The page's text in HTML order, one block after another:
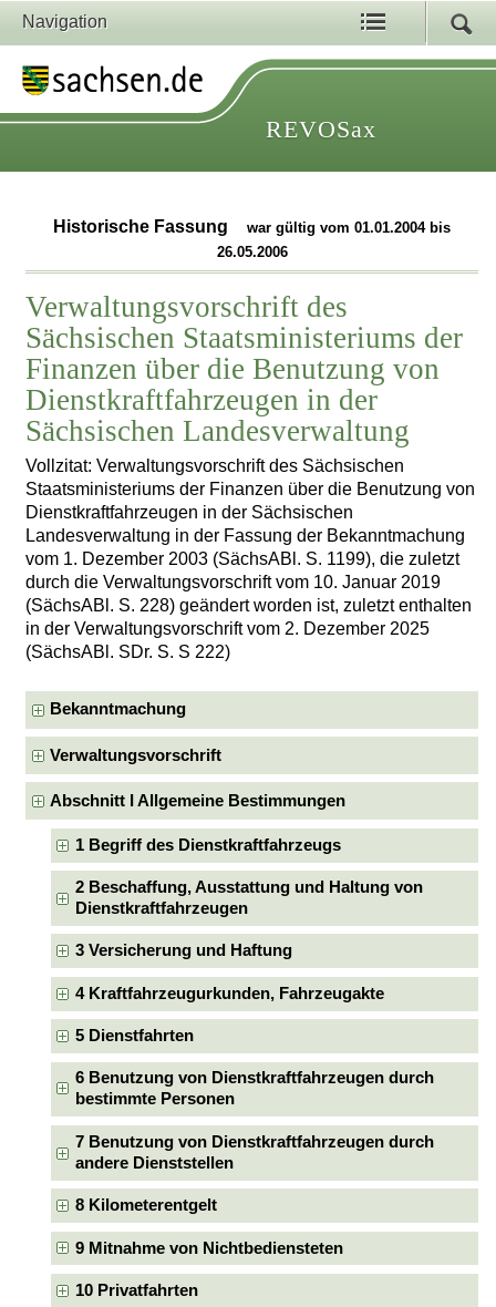
Navigation
REVOSax
Historische Fassung
war gültig vom 01.01.2004 bis
26.05.2006
Verwaltungsvorschrift des
Sächsischen Staatsministeriums der
Finanzen über die Benutzung von
Dienstkraftfahrzeugen in der
Sächsischen Landesverwaltung
Vollzitat: Verwaltungsvorschrift des Sächsischen
Staatsministeriums der Finanzen über die Benutzung von
Dienstkraftfahrzeugen in der Sächsischen
Landesverwaltung in der Fassung der Bekanntmachung
vom 1. Dezember 2003 (SächsABl. S. 1199), die zuletzt
durch die Verwaltungsvorschrift vom 10. Januar 2019
(SächsABl. S. 228) geändert worden ist, zuletzt enthalten
in der Verwaltungsvorschrift vom 2. Dezember 2025
(SächsABl. SDr. S. S 222)
Bekanntmachung
Verwaltungsvorschrift
Abschnitt I Allgemeine Bestimmungen
1 Begriff des Dienstkraftfahrzeugs
2 Beschaffung, Ausstattung und Haltung von
Dienstkraftfahrzeugen
3 Versicherung und Haftung
4 Kraftfahrzeugurkunden, Fahrzeugakte
5 Dienstfahrten
6 Benutzung von Dienstkraftfahrzeugen durch
bestimmte Personen
7 Benutzung von Dienstkraftfahrzeugen durch
andere Dienststellen
8 Kilometerentgelt
9 Mitnahme von Nichtbediensteten
10 Privatfahrten